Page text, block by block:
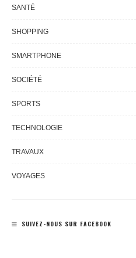
SANTÉ
SHOPPING
SMARTPHONE
SOCIÉTÉ
SPORTS
TECHNOLOGIE
TRAVAUX
VOYAGES
SUIVEZ-NOUS SUR FACEBOOK